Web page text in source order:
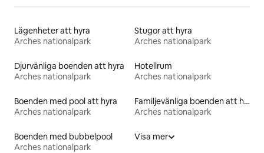
Lägenheter att hyra
Arches nationalpark
Stugor att hyra
Arches nationalpark
Djurvänliga boenden att hyra
Arches nationalpark
Hotellrum
Arches nationalpark
Boenden med pool att hyra
Arches nationalpark
Familjevänliga boenden att hyra
Arches nationalpark
Boenden med bubbelpool
Arches nationalpark
Visa mer